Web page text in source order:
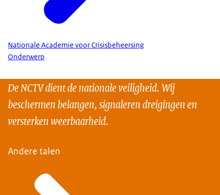
Nationale Academie voor Crisisbeheersing
Onderwerp
De NCTV dient de nationale veiligheid. Wij
beschermen belangen, signaleren dreigingen en
versterken weerbaarheid.
Andere talen